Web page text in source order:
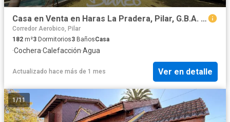
Casa en Venta en Haras La Pradera, Pilar, G.B.A. Zona Norte, Argentina
Corredor Aerobico, Pilar
182 m²3 Dormitorios3 BañosCasa
·Cochera·Calefacción·Agua
Actualizado hace más de 1 mes Ver en detalle
1/11